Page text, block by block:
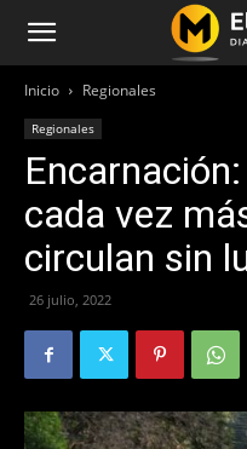
Inicio Regionales
Regionales
cada vez
circulan sin
26 julio, 2022